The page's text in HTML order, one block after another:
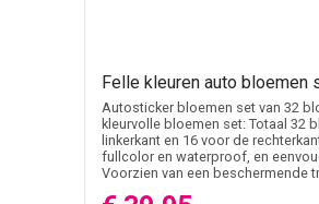
Vooral op lichte voertuigen
Populair voor
Bloemen stickers worden vaak
Felle kleuren auto bloemen
Autosticker bloemen set van 32
kleurvolle bloemen set: Totaal 32
linkerkant en 16 voor de
fullcolor en waterproof, en
Voorzien van een beschermende